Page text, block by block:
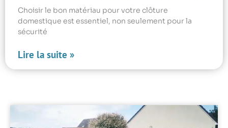
Choisir le bon matériau pour votre clôture
domestique est essentiel, non seulement pour la
sécurité
Lire la suite »